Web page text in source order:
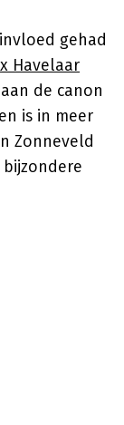
gehad
Havelaar
de canon
is in meer
Zonneveld